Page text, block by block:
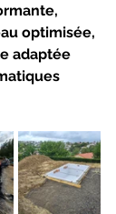
optimisée,
adaptée